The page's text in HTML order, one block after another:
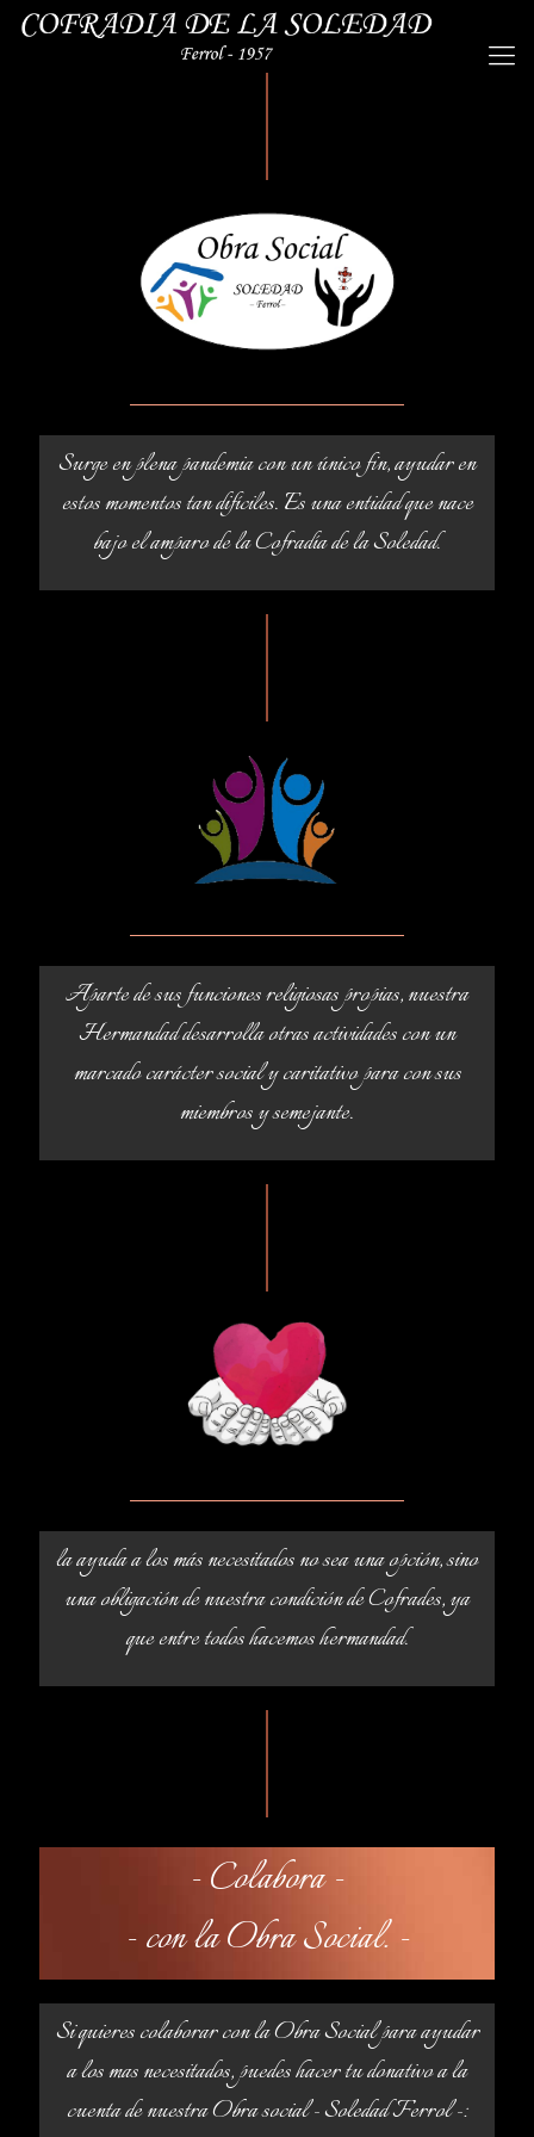
Surge en plena pandemia con un único fin, ayudar en
estos momentos tan difíciles. Es una entidad que nace
bajo el amparo de la Cofradía de la Soledad.
Aparte de sus funciones religiosas propias, nuestra
Hermandad desarrolla otras actividades con un
marcado carácter social y caritativo para con sus
miembros y semejante.
la ayuda a los más necesitados no sea una opción, sino
una obligación de nuestra condición de Cofrades, ya
que entre todos hacemos hermandad.
- Colabora -
- con la Obra Social. -
Si quieres colaborar con la Obra Social para ayudar
a los mas necesitados, puedes hacer tu donativo a la
cuenta de nuestra Obra social - Soledad Ferrol -: